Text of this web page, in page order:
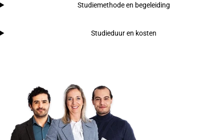
Studiemethode en begeleiding
Studieduur en kosten